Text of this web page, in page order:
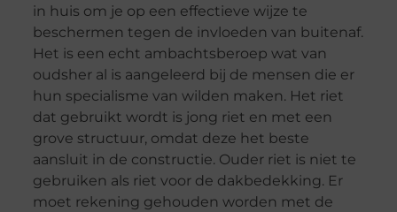
in huis om je op een effectieve wijze te
beschermen tegen de invloeden van buitenaf.
Het is een echt ambachtsberoep wat van
oudsher al is aangeleerd bij de mensen die er
hun specialisme van wilden maken. Het riet
dat gebruikt wordt is jong riet en met een
grove structuur, omdat deze het beste
aansluit in de constructie. Ouder riet is niet te
gebruiken als riet voor de dakbedekking. Er
moet rekening gehouden worden met de